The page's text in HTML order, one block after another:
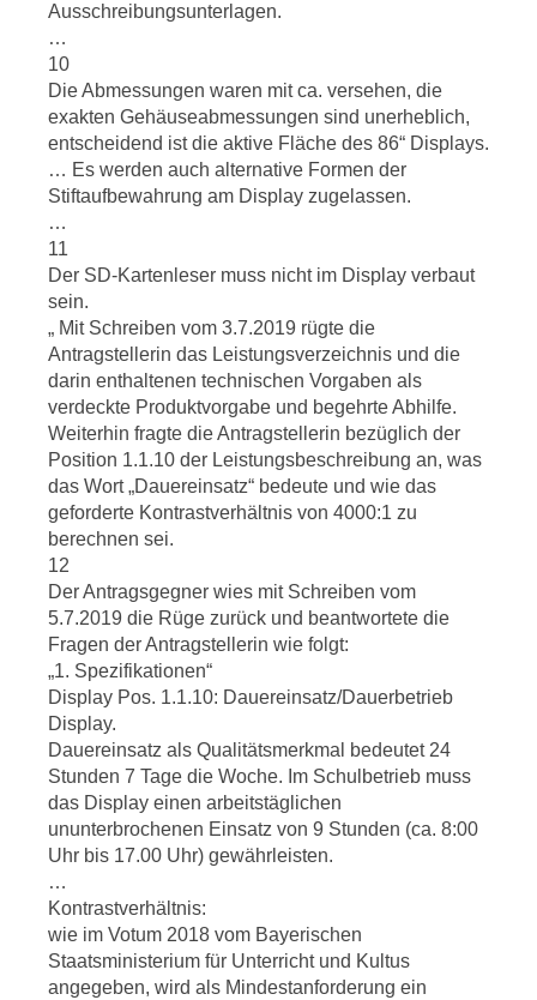
Ausschreibungsunterlagen.
…
10
Die Abmessungen waren mit ca. versehen, die
exakten Gehäuseabmessungen sind unerheblich,
entscheidend ist die aktive Fläche des 86“ Displays.
… Es werden auch alternative Formen der
Stiftaufbewahrung am Display zugelassen.
…
11
Der SD-Kartenleser muss nicht im Display verbaut
sein.
„ Mit Schreiben vom 3.7.2019 rügte die
Antragstellerin das Leistungsverzeichnis und die
darin enthaltenen technischen Vorgaben als
verdeckte Produktvorgabe und begehrte Abhilfe.
Weiterhin fragte die Antragstellerin bezüglich der
Position 1.1.10 der Leistungsbeschreibung an, was
das Wort „Dauereinsatz“ bedeute und wie das
geforderte Kontrastverhältnis von 4000:1 zu
berechnen sei.
12
Der Antragsgegner wies mit Schreiben vom
5.7.2019 die Rüge zurück und beantwortete die
Fragen der Antragstellerin wie folgt:
„1. Spezifikationen“
Display Pos. 1.1.10: Dauereinsatz/Dauerbetrieb
Display.
Dauereinsatz als Qualitätsmerkmal bedeutet 24
Stunden 7 Tage die Woche. Im Schulbetrieb muss
das Display einen arbeitstäglichen
ununterbrochenen Einsatz von 9 Stunden (ca. 8:00
Uhr bis 17.00 Uhr) gewährleisten.
…
Kontrastverhältnis:
wie im Votum 2018 vom Bayerischen
Staatsministerium für Unterricht und Kultus
angegeben, wird als Mindestanforderung ein